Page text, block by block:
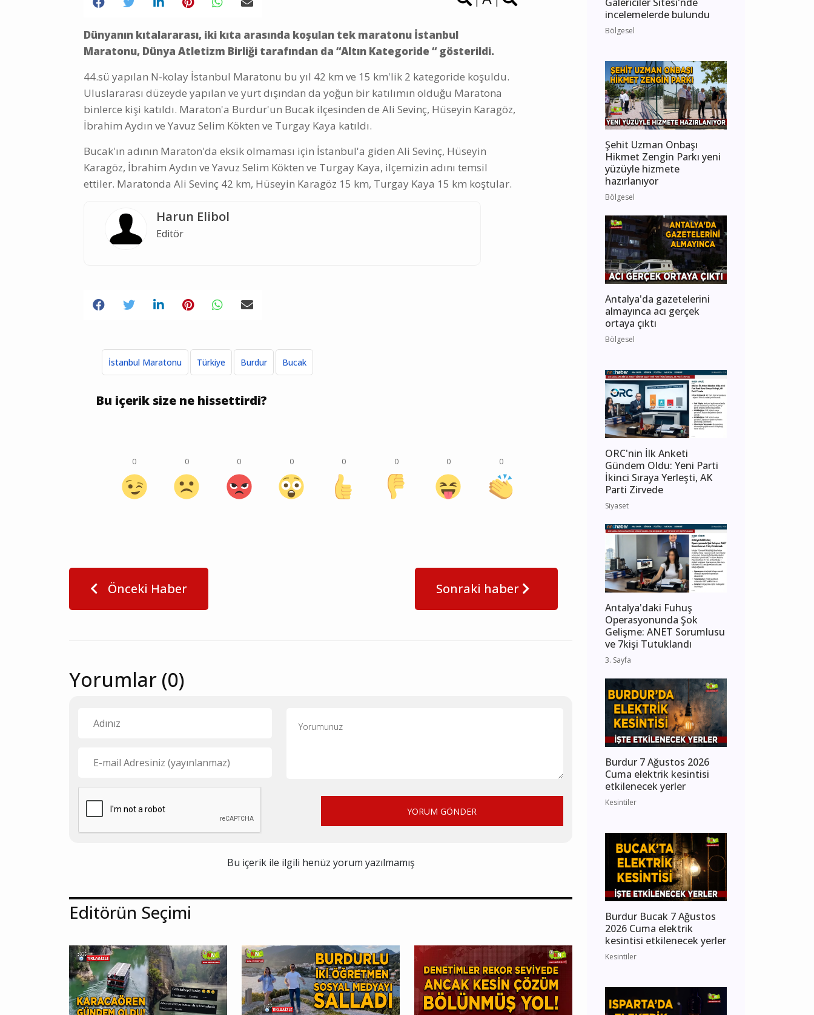
Dünyanın kıtalararası, iki kıta arasında koşulan tek maratonu İstanbul
Maratonu, Dünya Atletizm Birliği tarafından da “Altın Kategoride “ gösterildi.
44.sü yapılan N-kolay İstanbul Maratonu bu yıl 42 km ve 15 km'lik 2 kategoride koşuldu.
Uluslararası düzeyde yapılan ve yurt dışından da yoğun bir katılımın olduğu Maratona
binlerce kişi katıldı. Maraton'a Burdur'un Bucak ilçesinden de Ali Sevinç, Hüseyin Karagöz,
İbrahim Aydın ve Yavuz Selim Kökten ve Turgay Kaya katıldı.
Bucak'ın adının Maraton'da eksik olmaması için İstanbul'a giden Ali Sevinç, Hüseyin
Karagöz, İbrahim Aydın ve Yavuz Selim Kökten ve Turgay Kaya, ilçemizin adını temsil
ettiler. Maratonda Ali Sevinç 42 km, Hüseyin Karagöz 15 km, Turgay Kaya 15 km koştular.
Harun Elibol
Editör
İstanbul Maratonu Türkiye Burdur Bucak
Bu içerik size ne hissettirdi?
0 0 0 0 0 0 0 0
Önceki Haber Sonraki haber
Yorumlar (0)
YORUM GÖNDER
Bu içerik ile ilgili henüz yorum yazılmamış
Editörün Seçimi
incelemelerde bulundu
Bölgesel
Şehit Uzman Onbaşı
Hikmet Zengin Parkı yeni
yüzüyle hizmete
hazırlanıyor
Bölgesel
Antalya'da gazetelerini
almayınca acı gerçek
ortaya çıktı
Bölgesel
ORC'nin İlk Anketi
Gündem Oldu: Yeni Parti
İkinci Sıraya Yerleşti, AK
Parti Zirvede
Siyaset
Antalya'daki Fuhuş
Operasyonunda Şok
Gelişme: ANET Sorumlusu
ve 7kişi Tutuklandı
3. Sayfa
Burdur 7 Ağustos 2026
Cuma elektrik kesintisi
etkilenecek yerler
Kesintiler
Burdur Bucak 7 Ağustos
2026 Cuma elektrik
kesintisi etkilenecek yerler
Kesintiler